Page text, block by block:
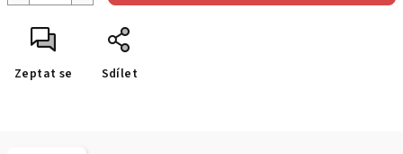
Zeptat se Sdílet